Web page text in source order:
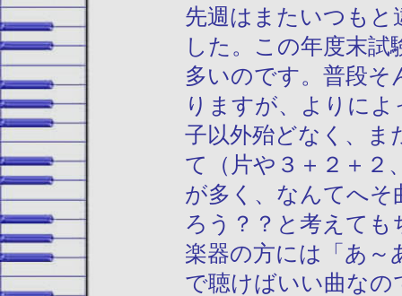
先週はまたいつも
した。この年度末
多いのです。普段
りますが、よりに
子以外殆どなく、ま
て（片や３＋２＋２
が多く、なんてへ
ろう？？と考えて
楽器の方には「あ～
で聴けばいい曲な